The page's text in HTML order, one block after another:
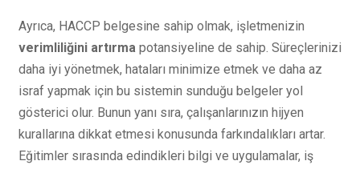
Ayrıca, HACCP belgesine sahip olmak, işletmenizin
verimliliğini artırma potansiyeline de sahip. Süreçlerinizi
daha iyi yönetmek, hataları minimize etmek ve daha az
israf yapmak için bu sistemin sunduğu belgeler yol
gösterici olur. Bunun yanı sıra, çalışanlarınızın hijyen
kurallarına dikkat etmesi konusunda farkındalıkları artar.
Eğitimler sırasında edindikleri bilgi ve uygulamalar, iş